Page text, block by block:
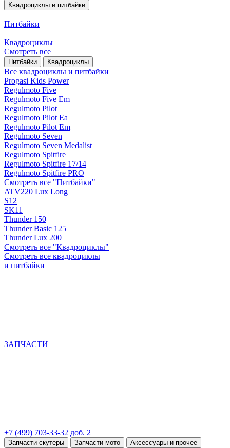
Квадроциклы и питбайки
Питбайки
Квадроциклы
Смотреть все
Питбайки Квадроциклы
Все квадроциклы и питбайки
Progasi Kids Power
Regulmoto Five
Regulmoto Five Em
Regulmoto Pilot
Regulmoto Pilot Ea
Regulmoto Pilot Em
Regulmoto Seven
Regulmoto Seven Medalist
Regulmoto Spitfire
Regulmoto Spitfire 17/14
Regulmoto Spitfire PRO
Смотреть все "Питбайки"
ATV220 Lux Long
S12
SK11
Thunder 150
Thunder Basic 125
Thunder Lux 200
Смотреть все "Квадроциклы"
Смотреть все квадроциклы
и питбайки
ЗАПЧАСТИ
+7 (499) 703-33-32 доб. 2
Запчасти скутеры Запчасти мото
Аксессуары и прочее